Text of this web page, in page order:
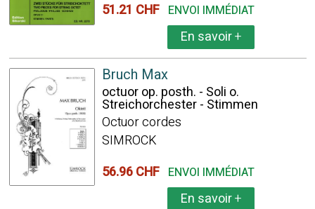
51.21 CHF ENVOI IMMÉDIAT
En savoir+
Bruch Max
octuor op. posth. - Soli o.
Streichorchester - Stimmen
Octuor cordes
SIMROCK
56.96 CHF ENVOI IMMÉDIAT
En savoir+